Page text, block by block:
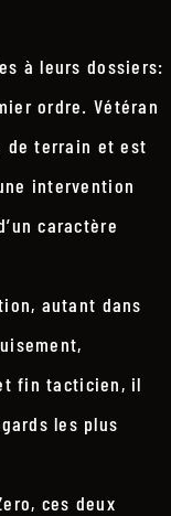
à leurs dossiers:
ordre. Vétéran
de terrain et est
intervention
caractère
autant dans
fin tacticien, il
les plus
ces deux